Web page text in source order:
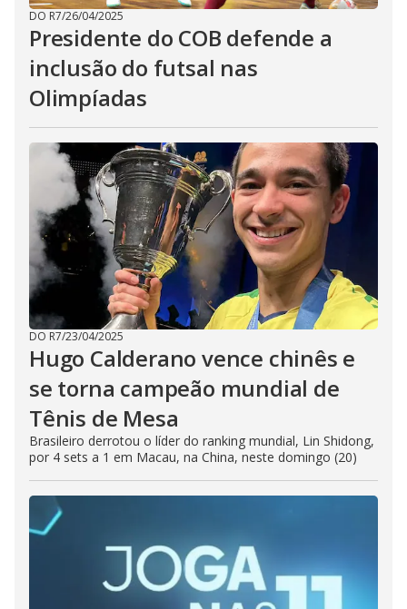
DO R7/26/04/2025
Presidente do COB defende a
inclusão do futsal nas
Olimpíadas
DO R7/23/04/2025
Hugo Calderano vence chinês e
se torna campeão mundial de
Tênis de Mesa
Brasileiro derrotou o líder do ranking mundial, Lin Shidong,
por 4 sets a 1 em Macau, na China, neste domingo (20)